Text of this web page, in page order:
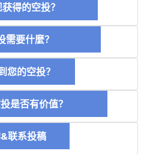
得的空投？
需要什麼？
您的空投？
是否有价值？
联系投稿